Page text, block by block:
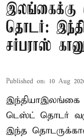
இலங்கைக்கு
தொடர்:
சர்பராஸ்
Published on: 10 Aug
டெஸ்ட் தொடர்
இந்த